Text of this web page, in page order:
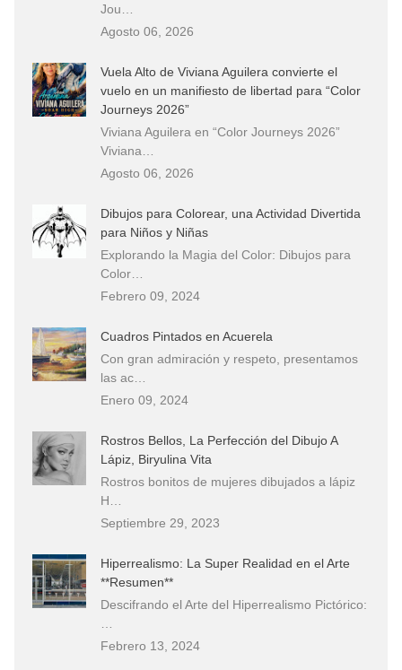
Jou…
Agosto 06, 2026
Vuela Alto de Viviana Aguilera convierte el
vuelo en un manifiesto de libertad para “Color
Journeys 2026”
Viviana Aguilera en “Color Journeys 2026”
Viviana…
Agosto 06, 2026
Dibujos para Colorear, una Actividad Divertida
para Niños y Niñas
Explorando la Magia del Color: Dibujos para
Color…
Febrero 09, 2024
Cuadros Pintados en Acuerela
Con gran admiración y respeto, presentamos
las ac…
Enero 09, 2024
Rostros Bellos, La Perfección del Dibujo A
Lápiz, Biryulina Vita
Rostros bonitos de mujeres dibujados a lápiz
H…
Septiembre 29, 2023
Hiperrealismo: La Super Realidad en el Arte
**Resumen**
Descifrando el Arte del Hiperrealismo Pictórico:
Febrero 13, 2024